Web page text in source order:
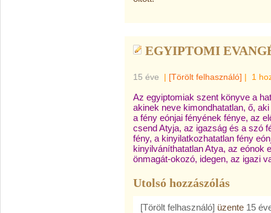
EGYIPTOMI
15 éve | [Törölt felhasználó] | 1
Az egyiptomiak szent könyve a
akinek neve kimondhatatlan, ő,
a fény eónjai fényének fénye, az
csend Atyja, az igazság és a szó
fény, a kinyilatkozhatatlan fény
kinyilváníthatatlan Atya, az eónok
önmagát-okozó, idegen, az igazi
Utolsó hozzászólás
[Törölt felhasználó] üzente 15